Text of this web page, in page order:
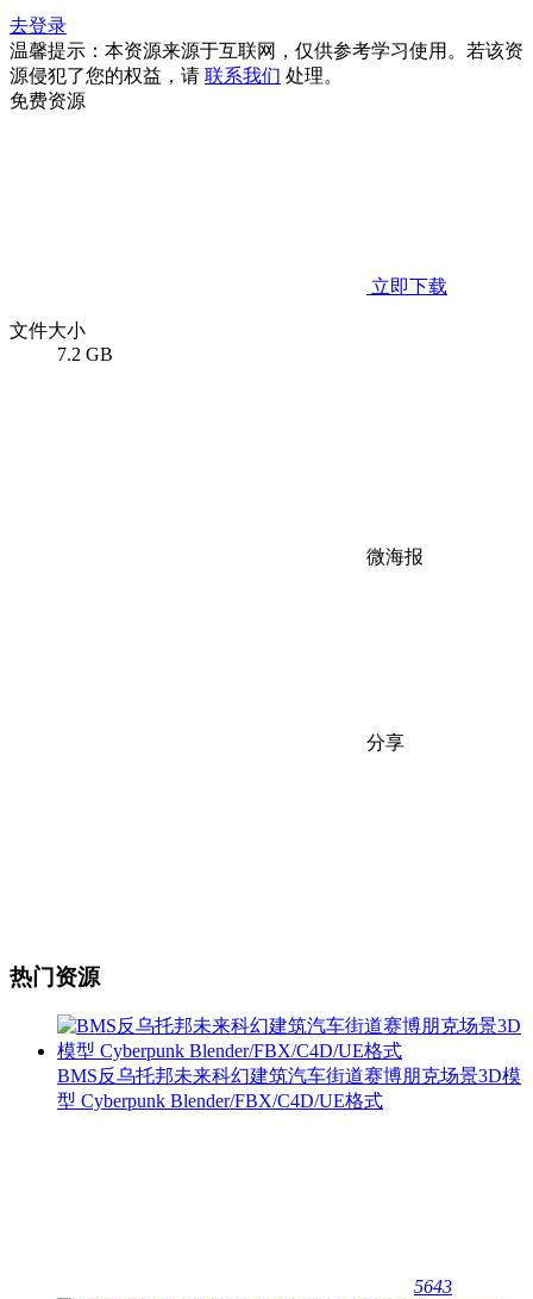
去登录
温馨提示：本资源来源于互联网，仅供参考学习使用。若该资
源侵犯了您的权益，请 联系我们 处理。
免费资源
立即下载
文件大小
7.2 GB
微海报
分享
热门资源
BMS反乌托邦未来科幻建筑汽车街道赛博朋克场景3D模
型 Cyberpunk Blender/FBX/C4D/UE格式
5643